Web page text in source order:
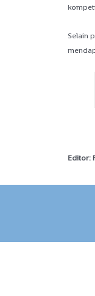
Selain
Editor: